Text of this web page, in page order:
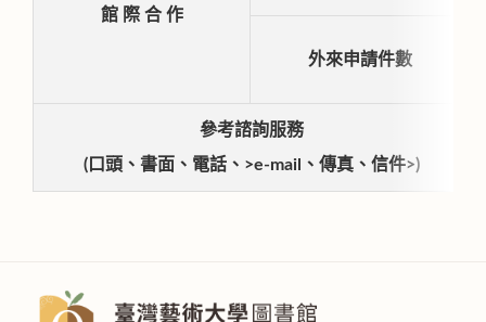
館 際 合 作
外來申請件數
參考諮詢服務
(口頭、書面、電話、>e-mail、傳真、信件>)